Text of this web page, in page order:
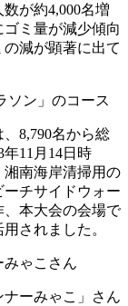
が約4,000名増
ミ量が減少傾向
減が顕著に出て
8,790名から総
年11月14日時
湘南海岸清掃用の
チサイドウォー
、本大会の会場で
されました。
ーみゃこ」さん